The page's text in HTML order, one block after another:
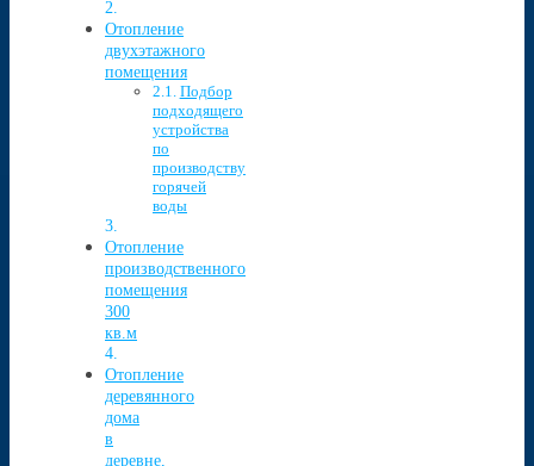
Отопление
двухэтажного
помещения
Подбор
подходящего
устройства
по
производству
горячей
воды
Отопление
производственного
помещения
300
кв.м
Отопление
деревянного
дома
в
деревне,